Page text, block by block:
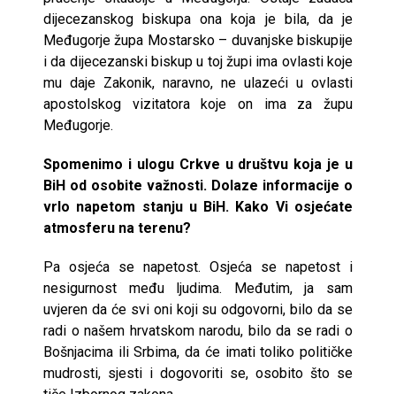
dijecezanskog biskupa ona koja je bila, da je
Međugorje župa Mostarsko – duvanjske biskupije
i da dijecezanski biskup u toj župi ima ovlasti koje
mu daje Zakonik, naravno, ne ulazeći u ovlasti
apostolskog vizitatora koje on ima za župu
Međugorje.
Spomenimo i ulogu Crkve u društvu koja je u
BiH od osobite važnosti. Dolaze informacije o
vrlo napetom stanju u BiH. Kako Vi osjećate
atmosferu na terenu?
Pa osjeća se napetost. Osjeća se napetost i
nesigurnost među ljudima. Međutim, ja sam
uvjeren da će svi oni koji su odgovorni, bilo da se
radi o našem hrvatskom narodu, bilo da se radi o
Bošnjacima ili Srbima, da će imati toliko političke
mudrosti, sjesti i dogovoriti se, osobito što se